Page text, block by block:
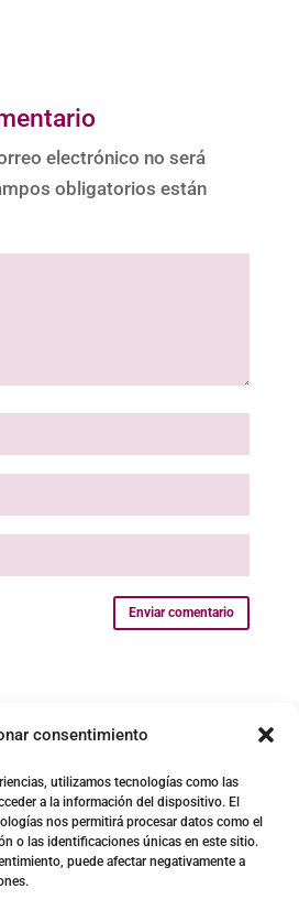
consentimiento
utilizamos tecnologías como las
a la información del dispositivo. El
nos permitirá procesar datos como el
o las identificaciones únicas en este sitio.
puede afectar negativamente a
electrónico no será
obligatorios están
Enviar comentario